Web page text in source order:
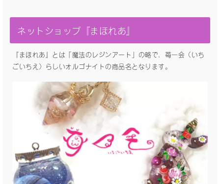
ネットショップ『まほれあ』
『まほれあ』とは「魔法のレジンアート」の略で、苺一会（いち
ごいちえ）らしいオルゴナイトの商品名となります。